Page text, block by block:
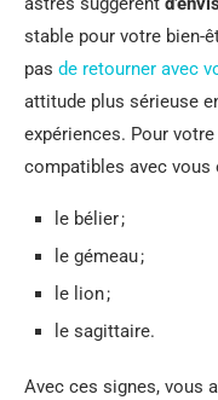
stable pour votre bien-
pas de retourner avec
attitude plus sérieuse
expériences. Pour
compatibles avec vous
le bélier ;
le gémeau ;
le lion ;
le sagittaire.
Avec ces signes, vous